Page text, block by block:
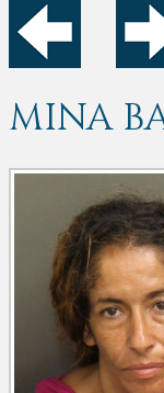
MINA